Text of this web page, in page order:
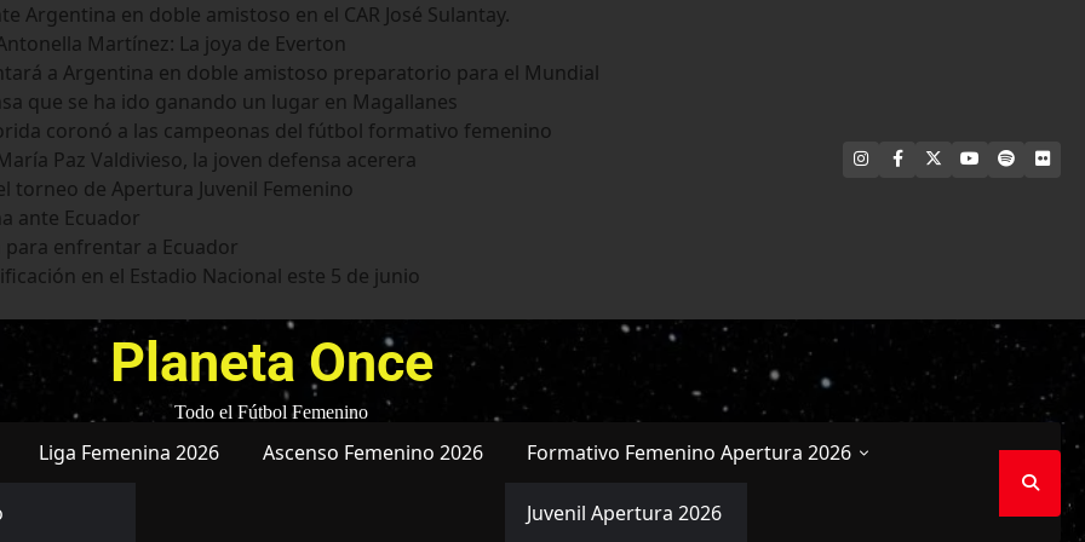
Argentina en doble amistoso en el CAR José Sulantay.
Martínez: La joya de Everton
a Argentina en doble amistoso preparatorio para el Mundial
que se ha ido ganando un lugar en Magallanes
coronó a las campeonas del fútbol formativo femenino
Paz Valdivieso, la joven defensa acerera
torneo de Apertura Juvenil Femenino
ante Ecuador
para enfrentar a Ecuador
en el Estadio Nacional este 5 de junio
INSTAGRAM
FACEBOOK YOUTUBE
SPOTIFY
Planeta Once
Todo el Fútbol Femenino
Liga Femenina 2026 Ascenso Femenino 2026 Formativo Femenino Apertura 2026
Juvenil Apertura 2026